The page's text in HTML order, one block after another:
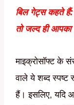
बिल गेट्स कहते हैं:
तो जल्द ही आपका
माइक्रोसॉफ्ट के
वाले ये शब्द स्पष्ट
हैं। इसलिए, यदि